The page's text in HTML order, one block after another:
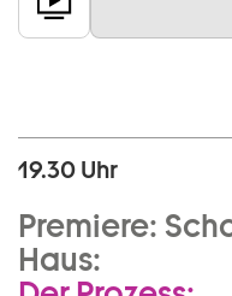
19.30 Uhr
Premiere:
Haus: